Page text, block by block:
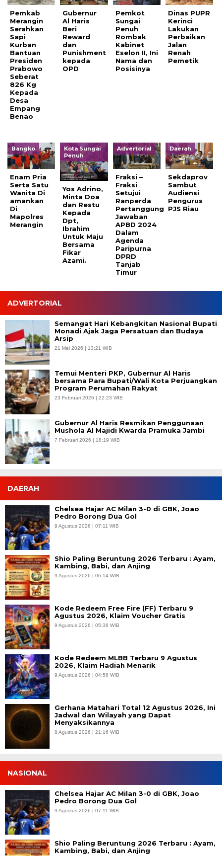
Pemkab
Merangin
Serahkan
Sapi
Kurban
Bantuan
Presiden
Prabowo
Seberat
826 Kg
Kepada
Desa
Empang
Benao
Gubernur
Al Haris
Beri
Reward
dan
Punishment
kepada
OPD
Pemkot
Sungai
Penuh
Rombak
Kabinet
Eselon II, Ini
Nama dan
Posisinya
Dinas PUPR
Kerinci
Lakukan
Perbaikan
Jalan
Renah
Pemetik
Bangko
Enam Pria
Serta Satu
Wanita Di
amankan
Di
Mapolres
Merangin
Kota Sungai
Penuh
Yos Adrino,
Minta Doa
dan Restu
Kepada
Dpt,
Ibrahim
Untuk Maju
Bersama
Fikar
Azami.
Advertorial
Fraksi –
Fraksi
Setujui
Ranperda
Pertanggung
Jawaban
APBD 2024
Dalam
Agenda
Paripurna
DPRD
Tanjab
Timur
Daerah
Sekdaprov
Sambut
Audiensi
Pengurus
PJS Riau
ADVERTORIAL
Semangat Hari Kebangkitan Nasional Bupati
Monadi Ajak Jaga Persatuan dan Budaya
Arsip
21 Mei 2026 | 13:21 WIB
Temui Menteri PKP, Gubernur Al Haris
bersama Para Bupati/Wali Kota Perjuangkan
Program Perumahan Rakyat
23 Februari 2026 | 22:23 WIB
Gubernur Al Haris Resmikan Penggunaan
Mushola Al Majidi Kwarda Pramuka Jambi
7 Februari 2026 | 18:19 WIB
DAERAH
Chelsea Hajar AC Milan 3-0 di GBK, Joao
Pedro Borong Dua Gol
9 Agustus 2026 | 07:11 WIB
Shio Paling Beruntung 2026 Terbaru : Ayam,
Kambing, Babi, dan Anjing
9 Agustus 2026 | 06:14 WIB
Kode Redeem Free Fire (FF) Terbaru 9
Agustus 2026, Klaim Voucher Gratis
9 Agustus 2026 | 05:36 WIB
Kode Redeem MLBB Terbaru 9 Agustus
2026, Klaim Hadiah Menarik
9 Agustus 2026 | 04:58 WIB
Gerhana Matahari Total 12 Agustus 2026, Ini
Jadwal dan Wilayah yang Dapat
Menyaksikannya
8 Agustus 2026 | 21:16 WIB
NASIONAL
Chelsea Hajar AC Milan 3-0 di GBK, Joao
Pedro Borong Dua Gol
9 Agustus 2026 | 07:11 WIB
Shio Paling Beruntung 2026 Terbaru : Ayam,
Kambing, Babi, dan Anjing